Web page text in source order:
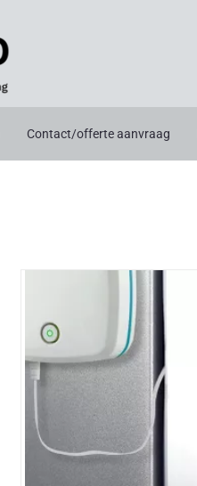
Contact/offerte aanvraag